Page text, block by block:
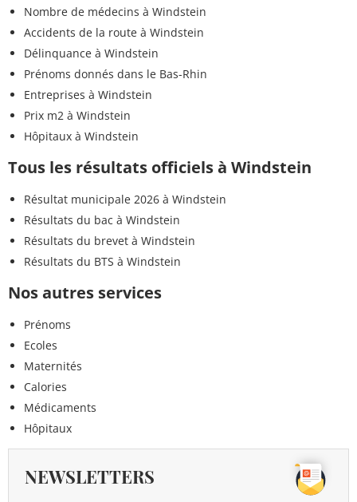
Nombre de médecins à Windstein
Accidents de la route à Windstein
Délinquance à Windstein
Prénoms donnés dans le Bas-Rhin
Entreprises à Windstein
Prix m2 à Windstein
Hôpitaux à Windstein
Tous les résultats officiels à Windstein
Résultat municipale 2026 à Windstein
Résultats du bac à Windstein
Résultats du brevet à Windstein
Résultats du BTS à Windstein
Nos autres services
Prénoms
Ecoles
Maternités
Calories
Médicaments
Hôpitaux
NEWSLETTERS